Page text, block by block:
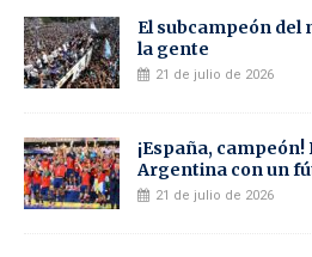
El subcampeón del
la gente
21 de julio de 2026
¡España,
Argentina con un
21 de julio de 2026